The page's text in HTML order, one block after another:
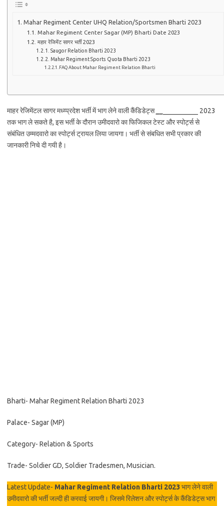
Mahar Regiment Center UHQ Relation/Sportsmen Bharti 2023
Mahar Regiment Center Sagar (MP) Bharti Date 2023
महार रेजिमेंट सागर भर्ती 2023
Saugor Relation Bharti 2023
Mahar Regiment Sports Quota Bharti 2023
FAQ About Mahar Regiment Relation Bharti
माहर रेजिमेंटल सागर मध्य्प्रदेश भर्ती में भाग लेने वाली कैंडिडेट्स
__________ 2023
तक भाग ले सकते है, इस भर्ती के दौरान उमीदवारो का फिजिकल टेस्ट और स्पोर्ट्स से
संबंधित उम्मदवारो का स्पोर्ट्स ट्रायल लिया जायगा। भर्ती से संबधित सभी प्रकार की
जानकारी निचे दी गयी है।
Bharti- Mahar Regiment Relation Bharti 2023
Palace- Sagar (MP)
Category- Relation & Sports
Trade- Soldier GD, Soldier Tradesmen, Musician.
Latest Update- Mahar Regiment Relation Bharti 2023 भाग लेने वाली
उमीदवारो की भर्ती जल्दी ही करवाई जायगी। जिसमे रिलेशन और स्पोर्ट्स के कैंडिडेट्स भाग